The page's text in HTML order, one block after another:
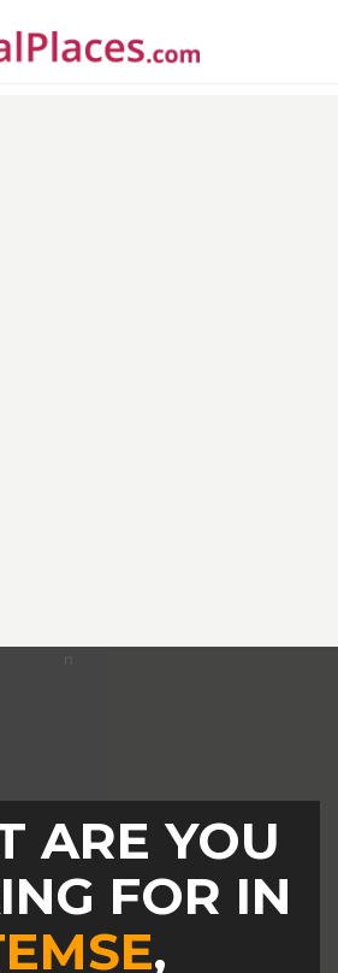
ARE YOU
FOR IN
,